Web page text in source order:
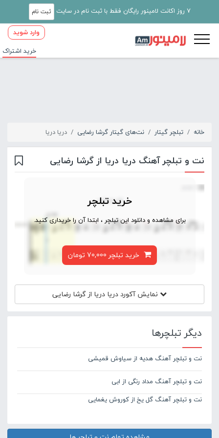
7 روز اکانت لامینور رایگان فقط با ثبت نام در سایت ثبت نام
وارد شوید
خرید اشتراک
خانه تبلچر گیتار نت‌های گیتار گرشا رضایی دریا دریا
نت و تبلچر آهنگ دریا دریا از گرشا رضایی
خرید تبلچر
برای مشاهده و دانلود این تبلچر ، ابتدا آن را خریداری کنید.
دریا دریا از گرشا رضایی
دیگر تبلچرها
نت و تبلچر آهنگ هدیه از سیاوش قمیشی
نت و تبلچر آهنگ مداد رنگی از ابی
نت و تبلچر آهنگ گل یخ از کوروش یغمایی